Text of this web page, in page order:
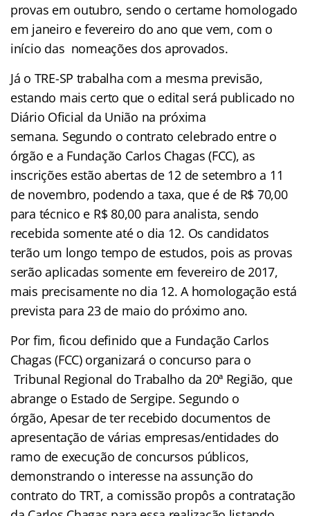
provas em outubro, sendo o certame homologado
em janeiro e fevereiro do ano que vem, com o
início das nomeações dos aprovados.
Já o TRE-SP trabalha com a mesma previsão,
estando mais certo que o edital será publicado no
Diário Oficial da União na próxima
semana. Segundo o contrato celebrado entre o
órgão e a Fundação Carlos Chagas (FCC), as
inscrições estão abertas de 12 de setembro a 11
de novembro, podendo a taxa, que é de R$ 70,00
para técnico e R$ 80,00 para analista, sendo
recebida somente até o dia 12. Os candidatos
terão um longo tempo de estudos, pois as provas
serão aplicadas somente em fevereiro de 2017,
mais precisamente no dia 12. A homologação está
prevista para 23 de maio do próximo ano.
Por fim, ficou definido que a Fundação Carlos
Chagas (FCC) organizará o concurso para o
Tribunal Regional do Trabalho da 20ª Região, que
abrange o Estado de Sergipe. Segundo o
órgão, Apesar de ter recebido documentos de
apresentação de várias empresas/entidades do
ramo de execução de concursos públicos,
demonstrando o interesse na assunção do
contrato do TRT, a comissão propôs a contratação